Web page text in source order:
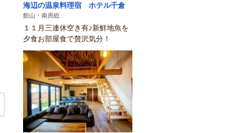
空き状況・料金を見る
海辺の温泉料理宿 ホテル千倉
館山・南房総
１１月三連休空き有♪新鮮地魚を
夕食お部屋食で贅沢気分！